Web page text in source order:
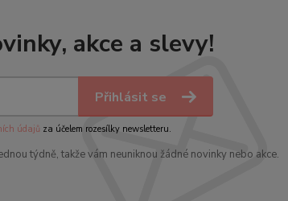
akce a slevy!
Přihlásit se
údajů za účelem rozesílky newsletteru.
týdně, takže vám neuniknou žádné novinky nebo akce.